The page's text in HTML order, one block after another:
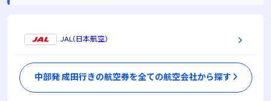
JAL(日本航空)
中部発 成田行きの航空券を全ての航空会社から探す